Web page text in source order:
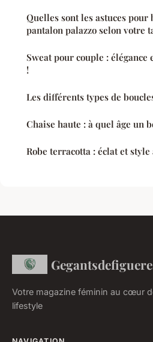
Quelles sont les astuces
pantalon palazzo selon votre
Sweat pour couple : élégance
!
Les différents types de
Chaise haute : à quel âge un
Robe terracotta : éclat et
Votre magazine féminin au cœur
lifestyle